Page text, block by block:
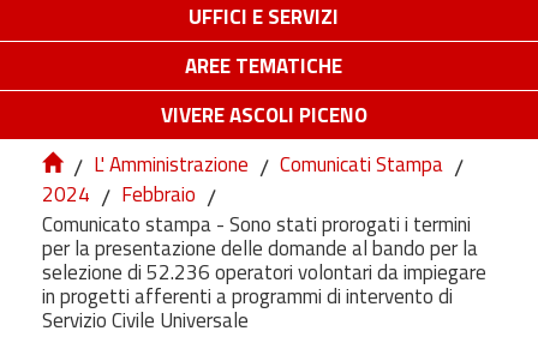
UFFICI E SERVIZI
AREE TEMATICHE
VIVERE ASCOLI PICENO
/ L' Amministrazione / Comunicati Stampa /
2024 / Febbraio /
Comunicato stampa - Sono stati prorogati i termini
per la presentazione delle domande al bando per la
selezione di 52.236 operatori volontari da impiegare
in progetti afferenti a programmi di intervento di
Servizio Civile Universale